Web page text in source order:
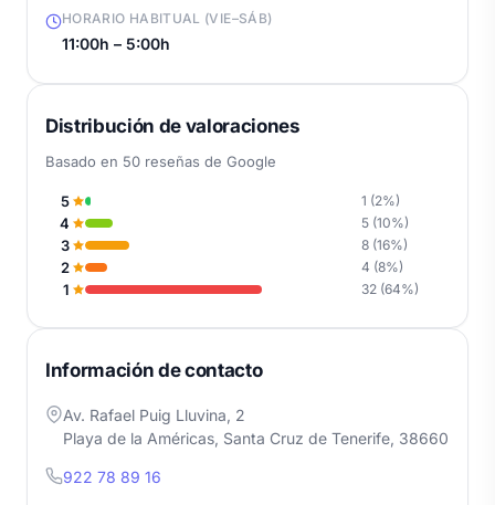
HORARIO HABITUAL (VIE–SÁB)
11:00h – 5:00h
Distribución de valoraciones
Basado en 50 reseñas de Google
5 1 (2%)
4 5 (10%)
3 8 (16%)
2 4 (8%)
1 32 (64%)
Información de contacto
Av. Rafael Puig Lluvina, 2
Playa de la Américas, Santa Cruz de Tenerife, 38660
922 78 89 16